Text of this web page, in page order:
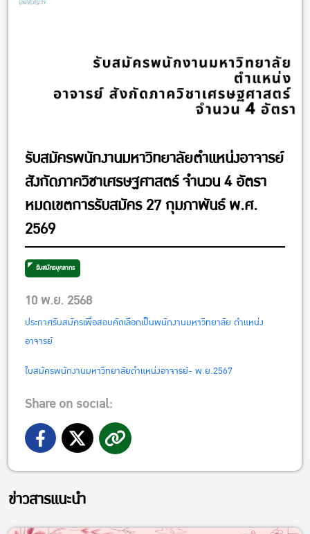
รับสมัครพนักงานมหาวิทยาลัยตำแหน่งอาจารย์
สังกัดภาควิชาเศรษฐศาสตร์ จำนวน 4 อัตรา
หมดเขตการรับสมัคร 27 กุมภาพันธ์ พ.ศ.
2569
รับสมัครบุคลากร
10 พ.ย. 2568
ประกาศรับสมัครเพื่อสอบคัดเลือกเป็นพนักงานมหาวิทยาลัย ตำแหน่ง
อาจารย์
ใบสมัครพนักงานมหาวิทยาลัยตำแหน่งอาจารย์- พ.ย.2567
Share on social:
ข่าวสารแนะนำ